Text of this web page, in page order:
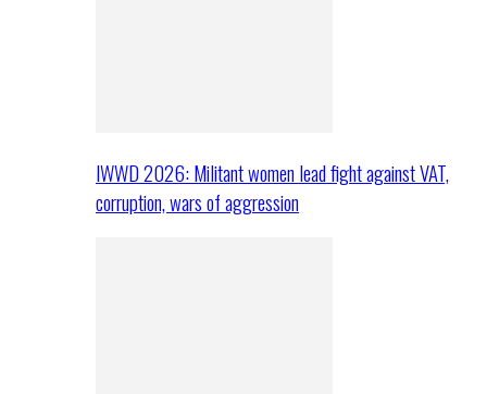
IWWD 2026: Militant women lead fight against VAT,
corruption, wars of aggression